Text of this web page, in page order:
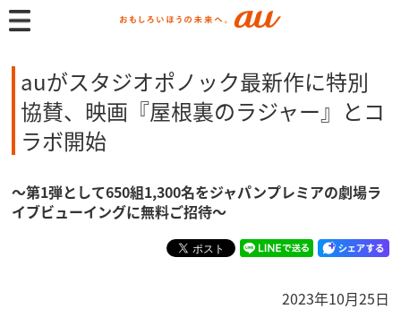
auがスタジオポノック最新作に特別
協賛、映画『屋根裏のラジャー』とコ
ラボ開始
～第1弾として650組1,300名をジャパンプレミアの劇場ラ
イブビューイングに無料ご招待～
2023年10月25日